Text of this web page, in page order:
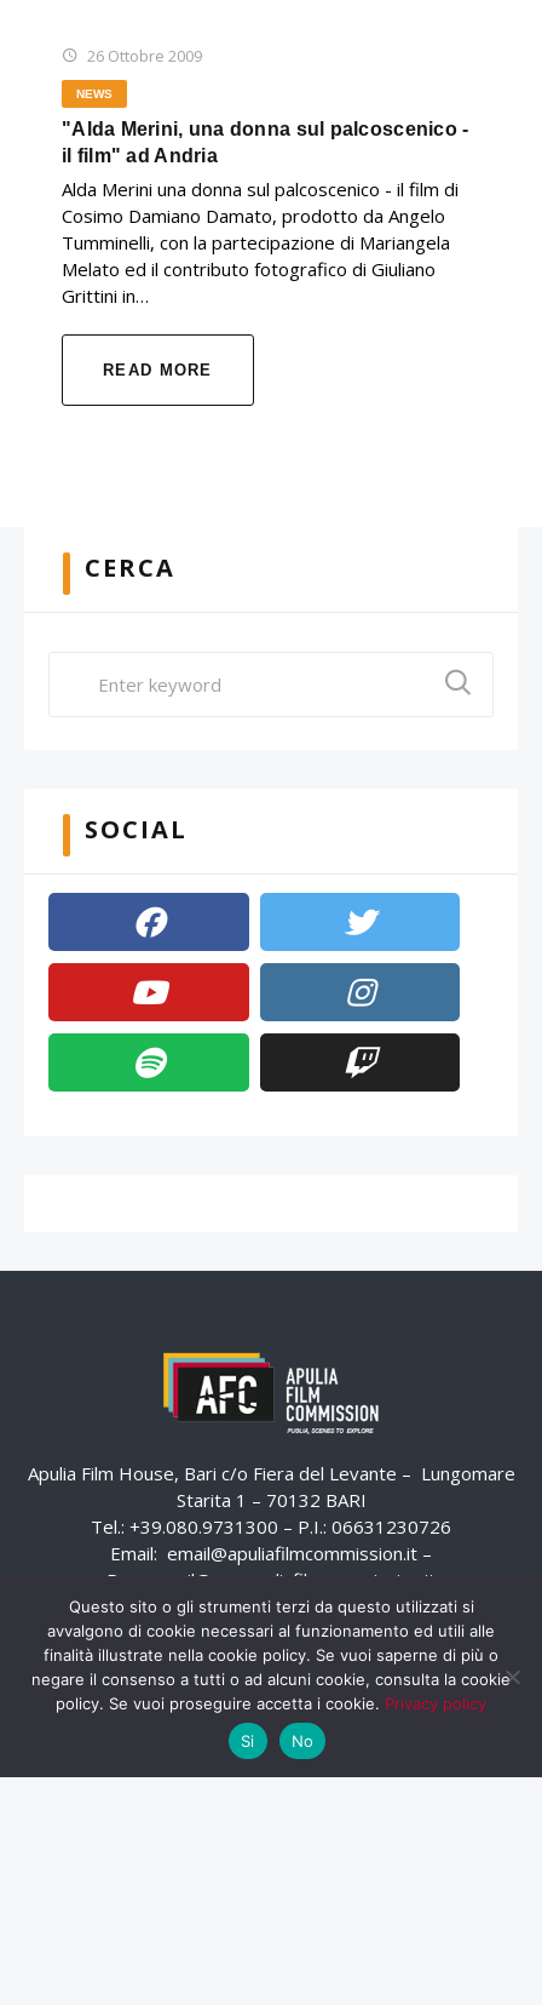
26 Ottobre 2009
NEWS
"Alda Merini, una donna sul palcoscenico -
il film" ad Andria
Alda Merini una donna sul palcoscenico - il film di
Cosimo Damiano Damato, prodotto da Angelo
Tumminelli, con la partecipazione di Mariangela
Melato ed il contributo fotografico di Giuliano
Grittini in…
READ MORE
CERCA
SOCIAL
Apulia Film House, Bari c/o Fiera del Levante – Lungomare
Starita 1 – 70132 BARI
Tel.: +39.080.9731300 – P.I.: 06631230726
Email: email@apuliafilmcommission.it –
Pec:
email@pec.apuliafilmcommission.it
Questo sito o gli strumenti terzi da questo utilizzati si
avvalgono di cookie necessari al funzionamento ed utili alle
finalità illustrate nella cookie policy. Se vuoi saperne di più o
negare il consenso a tutti o ad alcuni cookie, consulta la cookie
policy. Se vuoi proseguire accetta i cookie. Privacy policy
Si
No